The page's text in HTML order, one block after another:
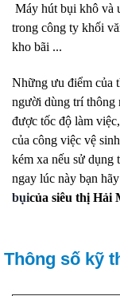
Máy hút bụi khô và
trong công ty khối
kho bãi ...
Những ưu điểm của
người dùng trí thông
được tốc độ làm
của công việc vệ
kém xa nếu sử dụng
ngay lúc này bạn
bụicủa siêu thị Hải
Thông số kỹ